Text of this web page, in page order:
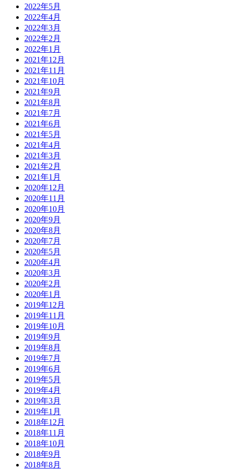
2022年5月
2022年4月
2022年3月
2022年2月
2022年1月
2021年12月
2021年11月
2021年10月
2021年9月
2021年8月
2021年7月
2021年6月
2021年5月
2021年4月
2021年3月
2021年2月
2021年1月
2020年12月
2020年11月
2020年10月
2020年9月
2020年8月
2020年7月
2020年5月
2020年4月
2020年3月
2020年2月
2020年1月
2019年12月
2019年11月
2019年10月
2019年9月
2019年8月
2019年7月
2019年6月
2019年5月
2019年4月
2019年3月
2019年1月
2018年12月
2018年11月
2018年10月
2018年9月
2018年8月